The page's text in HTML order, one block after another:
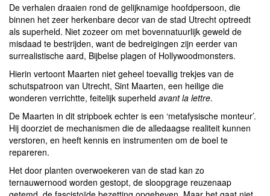
De verhalen draaien rond de gelijknamige hoofdpersoon, die
binnen het zeer herkenbare decor van de stad Utrecht optreedt
als superheld. Niet zozeer om met bovennatuurlijk geweld de
misdaad te bestrijden, want de bedreigingen zijn eerder van
surrealistische aard, Bijbelse plagen of Hollywoodmonsters.
Hierin vertoont Maarten niet geheel toevallig trekjes van de
schutspatroon van Utrecht, Sint Maarten, een heilige die
wonderen verrichtte, feitelijk superheld avant la lettre.
De Maarten in dit stripboek echter is een ‘metafysische monteur’.
Hij doorziet de mechanismen die de alledaagse realiteit kunnen
verstoren, en heeft kennis en instrumenten om de boel te
repareren.
Het door planten overwoekeren van de stad kan zo
ternauwernood worden gestopt, de sloopgrage reuzenaap